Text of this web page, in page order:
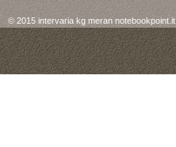
© 2015 intervaria kg meran notebookpoint.it